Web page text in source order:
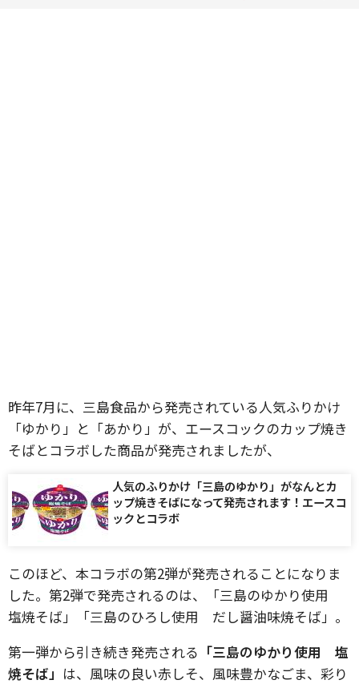
昨年7月に、三島食品から発売されている人気ふりかけ
「ゆかり」と「あかり」が、エースコックのカップ焼き
そばとコラボした商品が発売されましたが、
人気のふりかけ「三島のゆかり」がなんとカ
ップ焼きそばになって発売されます！エースコ
ックとコラボ
このほど、本コラボの第2弾が発売されることになりま
した。第2弾で発売されるのは、「三島のゆかり使用
塩焼そば」「三島のひろし使用 だし醤油味焼そば」。
第一弾から引き続き発売される 「三島のゆかり使用 塩
焼そば」 は、風味の良い赤しそ、風味豊かなごま、彩り